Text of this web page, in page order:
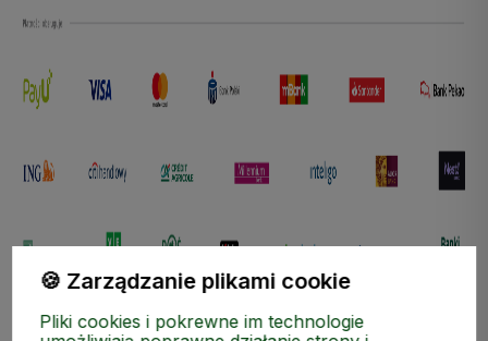
🍪 Zarządzanie plikami cookie
Pliki cookies i pokrewne im technologie